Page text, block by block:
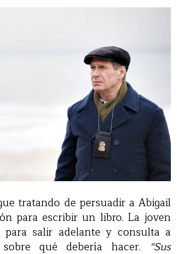
tratando de persuadir a Abigail
para escribir un libro. La joven
para salir adelante y consulta a
qué debería hacer.
“Sus